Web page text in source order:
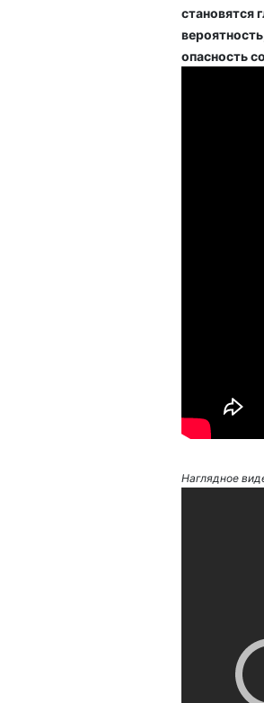
становятся
опасность
Наглядное